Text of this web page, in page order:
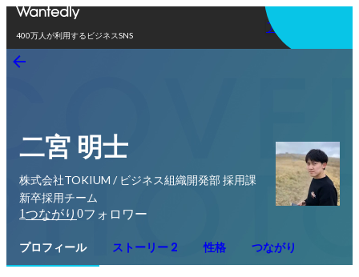
400万人が利用するビジネスSNS
アプリを使う
二宮 明士
株式会社TOKIUM / ビジネス組織開発部 採用課
新卒採用チーム
1つながり 0フォロワー
プロフィール ストーリー 2 性格 つながり